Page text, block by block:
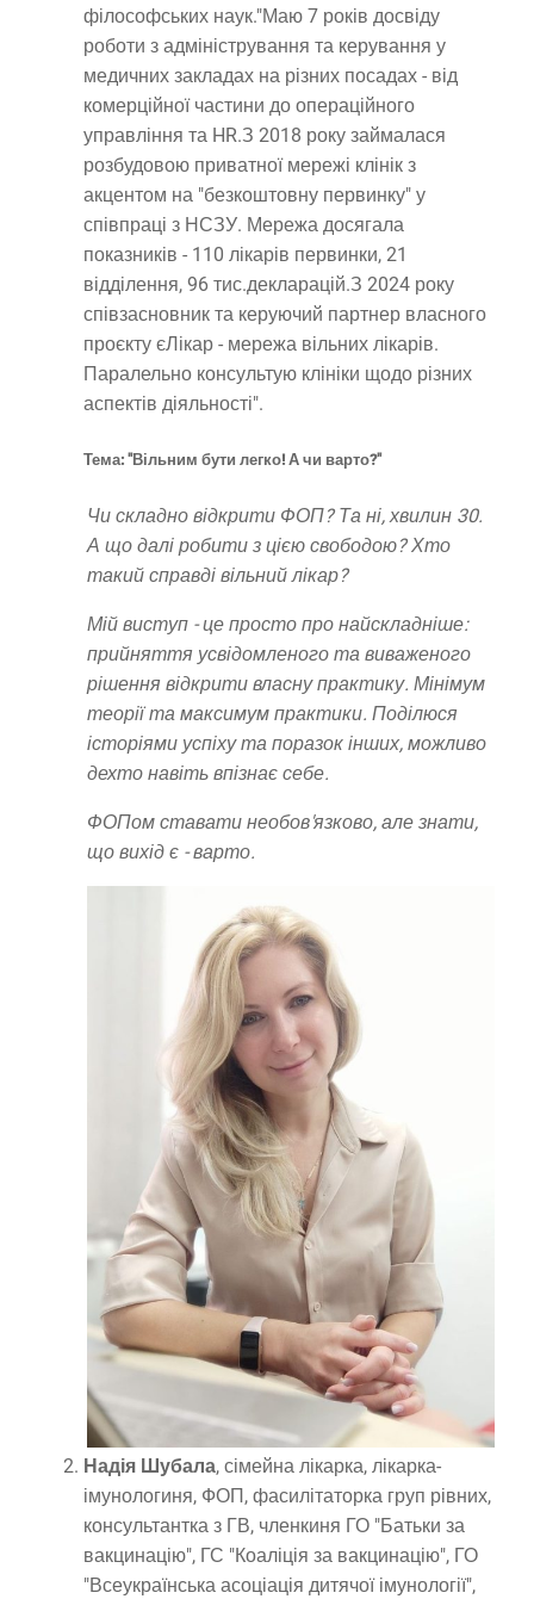
філософських наук."Маю 7 років досвіду
роботи з адміністрування та керування у
медичних закладах на різних посадах - від
комерційної частини до операційного
управління та HR.З 2018 року займалася
розбудовою приватної мережі клінік з
акцентом на "безкоштовну первинку" у
співпраці з НСЗУ. Мережа досягала
показників - 110 лікарів первинки, 21
відділення, 96 тис.декларацій.З 2024 року
співзасновник та керуючий партнер власного
проєкту єЛікар - мережа вільних лікарів.
Паралельно консультую клініки щодо різних
аспектів діяльності".
Тема: "Вільним бути легко! А чи варто?"
Чи складно відкрити ФОП? Та ні, хвилин 30.
А що далі робити з цією свободою? Хто
такий справді вільний лікар?
Мій виступ - це просто про найскладніше:
прийняття усвідомленого та виваженого
рішення відкрити власну практику. Мінімум
теорії та максимум практики. Поділюся
історіями успіху та поразок інших, можливо
дехто навіть впізнає себе.
ФОПом ставати необов'язково, але знати,
що вихід є - варто.
Надія Шубала, сімейна лікарка, лікарка-
імунологиня, ФОП, фасилітаторка груп рівних,
консультантка з ГВ, членкиня ГО "Батьки за
вакцинацію", ГС "Коаліція за вакцинацію", ГО
"Всеукраїнська асоціація дитячої імунології",